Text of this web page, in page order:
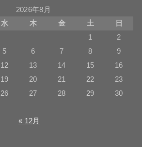
2026年8月
水 木 金 土
日
1
2
5 6 7 8
9
12 13 14 15
16
19 20 21 22
23
26 27 28 29
30
« 12月